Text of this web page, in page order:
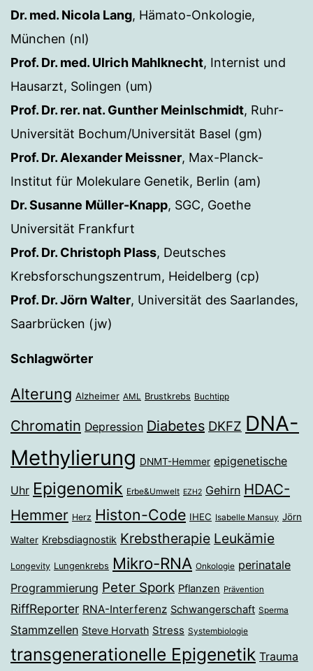
Dr. med. Nicola Lang, Hämato-Onkologie,
München (nl)
Prof. Dr. med. Ulrich Mahlknecht, Internist und
Hausarzt, Solingen (um)
Prof. Dr. rer. nat. Gunther Meinlschmidt, Ruhr-
Universität Bochum/Universität Basel (gm)
Prof. Dr. Alexander Meissner, Max-Planck-
Institut für Molekulare Genetik, Berlin (am)
Dr. Susanne Müller-Knapp, SGC, Goethe
Universität Frankfurt
Prof. Dr. Christoph Plass, Deutsches
Krebsforschungszentrum, Heidelberg (cp)
Prof. Dr. Jörn Walter, Universität des Saarlandes,
Saarbrücken (jw)
Schlagwörter
Alterung Alzheimer AML Brustkrebs Buchtipp
Chromatin Depression Diabetes DKFZ DNA-
Methylierung DNMT-Hemmer epigenetische
Uhr Epigenomik Erbe&Umwelt EZH2 Gehirn HDAC-
Hemmer Herz Histon-Code IHEC Isabelle Mansuy Jörn
Walter Krebsdiagnostik Krebstherapie Leukämie
Longevity Lungenkrebs Mikro-RNA Onkologie perinatale
Programmierung Peter Spork Pflanzen Prävention
RiffReporter RNA-Interferenz Schwangerschaft Sperma
Stammzellen Steve Horvath Stress Systembiologie
transgenerationelle Epigenetik Trauma